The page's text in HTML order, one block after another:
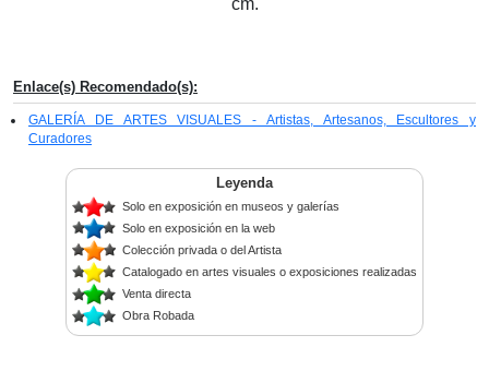
cm.
Enlace(s) Recomendado(s):
GALERÍA DE ARTES VISUALES - Artistas, Artesanos, Escultores y
Curadores
Leyenda
Solo en exposición en museos y galerías
Solo en exposición en la web
Colección privada o del Artista
Catalogado en artes visuales o exposiciones realizadas
Venta directa
Obra Robada